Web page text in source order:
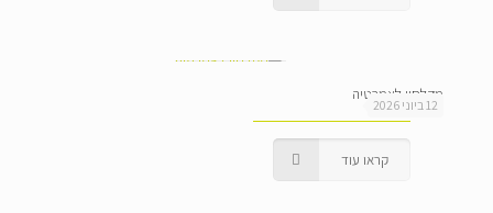
12 ביוני 2026
מקלחון לאמבטיה
קראו עוד